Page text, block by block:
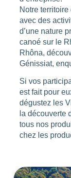
Notre
avec des
d’une nature
canoé sur le
Rhôna,
Génissiat,
Si vos
est fait pour
dégustez les
la découverte
tous nos
chez les